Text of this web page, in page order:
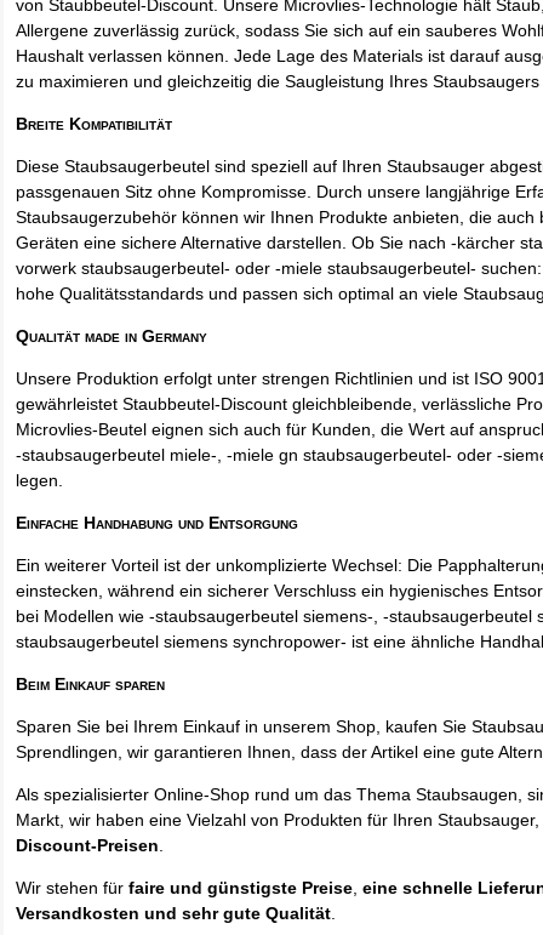
von Staubbeutel-Discount. Unsere Microvlies-Technologie hält
Allergene zuverlässig zurück, sodass Sie sich auf ein sauberes
Haushalt verlassen können. Jede Lage des Materials ist darauf
zu maximieren und gleichzeitig die Saugleistung Ihres
Breite Kompatibilität
Diese Staubsaugerbeutel sind speziell auf Ihren Staubsauger
passgenauen Sitz ohne Kompromisse. Durch unsere langjährige
Staubsaugerzubehör können wir Ihnen Produkte anbieten, die auch
Geräten eine sichere Alternative darstellen. Ob Sie nach -kärcher
vorwerk staubsaugerbeutel- oder -miele staubsaugerbeutel-
hohe Qualitätsstandards und passen sich optimal an viele
Qualität made in Germany
Unsere Produktion erfolgt unter strengen Richtlinien und ist ISO
gewährleistet Staubbeutel-Discount gleichbleibende, verlässliche
Microvlies-Beutel eignen sich auch für Kunden, die Wert auf
-staubsaugerbeutel miele-, -miele gn staubsaugerbeutel- oder -
legen.
Einfache Handhabung und Entsorgung
Ein weiterer Vorteil ist der unkomplizierte Wechsel: Die
einstecken, während ein sicherer Verschluss ein hygienisches
bei Modellen wie -staubsaugerbeutel siemens-, -staubsaugerbeutel
staubsaugerbeutel siemens synchropower- ist eine ähnliche
Beim Einkauf sparen
Sparen Sie bei Ihrem Einkauf in unserem Shop, kaufen Sie
Sprendlingen, wir garantieren Ihnen, dass der Artikel eine gute
Als spezialisierter Online-Shop rund um das Thema Staubsaugen,
Markt, wir haben eine Vielzahl von Produkten für Ihren
Discount-Preisen.
Wir stehen fürfaire und günstigste Preise,eine schnelle
Versandkosten und sehr gute Qualität.